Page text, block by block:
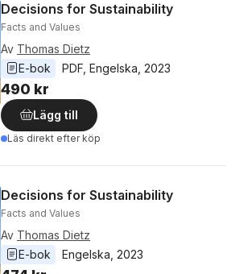
Decisions for Sustainability
Facts and Values
Av Thomas Dietz
E-bok
PDF Engelska 2023
490 kr
Lägg till
Läs direkt efter köp
Decisions for Sustainability
Facts and Values
Av Thomas Dietz
E-bok
Engelska 2023